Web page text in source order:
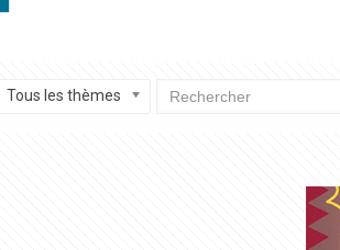
Tous les thèmes